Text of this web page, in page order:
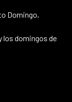
Domingo,
los domingos de